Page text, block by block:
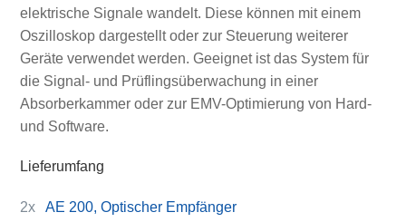
elektrische Signale wandelt. Diese können mit einem
Oszilloskop dargestellt oder zur Steuerung weiterer
Geräte verwendet werden. Geeignet ist das System für
die Signal- und Prüflingsüberwachung in einer
Absorberkammer oder zur EMV-Optimierung von Hard-
und Software.
Lieferumfang
2x
AE 200, Optischer Empfänger